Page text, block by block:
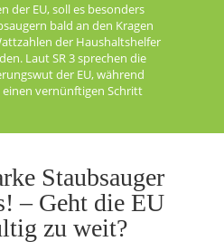
der EU, soll es besonders
bald an den Kragen
der Haushaltshelfer
Laut SR 3 sprechen die
der EU, während
vernünftigen Schritt
Staubsauger
– Geht die EU
zu weit?